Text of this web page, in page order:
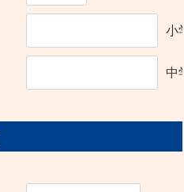
小
中